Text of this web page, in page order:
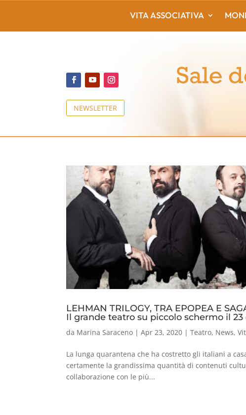
NEWSLETTER
VITA ASSOCIATIVA
LEHMAN TRILOGY, TRA EPOPEA E
Il grande teatro su piccolo schermo il 23
da Marina Saraceno |Apr 23, 2020 |Teatro, News,
La lunga quarantena che ha costretto gli italiani a
certamente la grandissima quantità di contenuti
collaborazione con le più...